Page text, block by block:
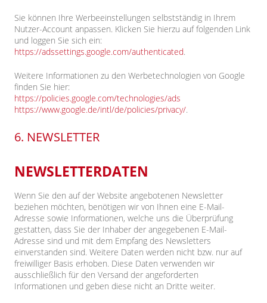
Sie können Ihre Werbeeinstellungen selbstständig in Ihrem
Nutzer-Account anpassen. Klicken Sie hierzu auf folgenden Link
und loggen Sie sich ein:
https://adssettings.google.com/authenticated.
Weitere Informationen zu den Werbetechnologien von Google
finden Sie hier:
https://policies.google.com/technologies/ads
https://www.google.de/intl/de/policies/privacy/.
6. NEWSLETTER
NEWSLETTERDATEN
Wenn Sie den auf der Website angebotenen Newsletter
beziehen möchten, benötigen wir von Ihnen eine E-Mail-
Adresse sowie Informationen, welche uns die Überprüfung
gestatten, dass Sie der Inhaber der angegebenen E-Mail-
Adresse sind und mit dem Empfang des Newsletters
einverstanden sind. Weitere Daten werden nicht bzw. nur auf
freiwilliger Basis erhoben. Diese Daten verwenden wir
ausschließlich für den Versand der angeforderten
Informationen und geben diese nicht an Dritte weiter.